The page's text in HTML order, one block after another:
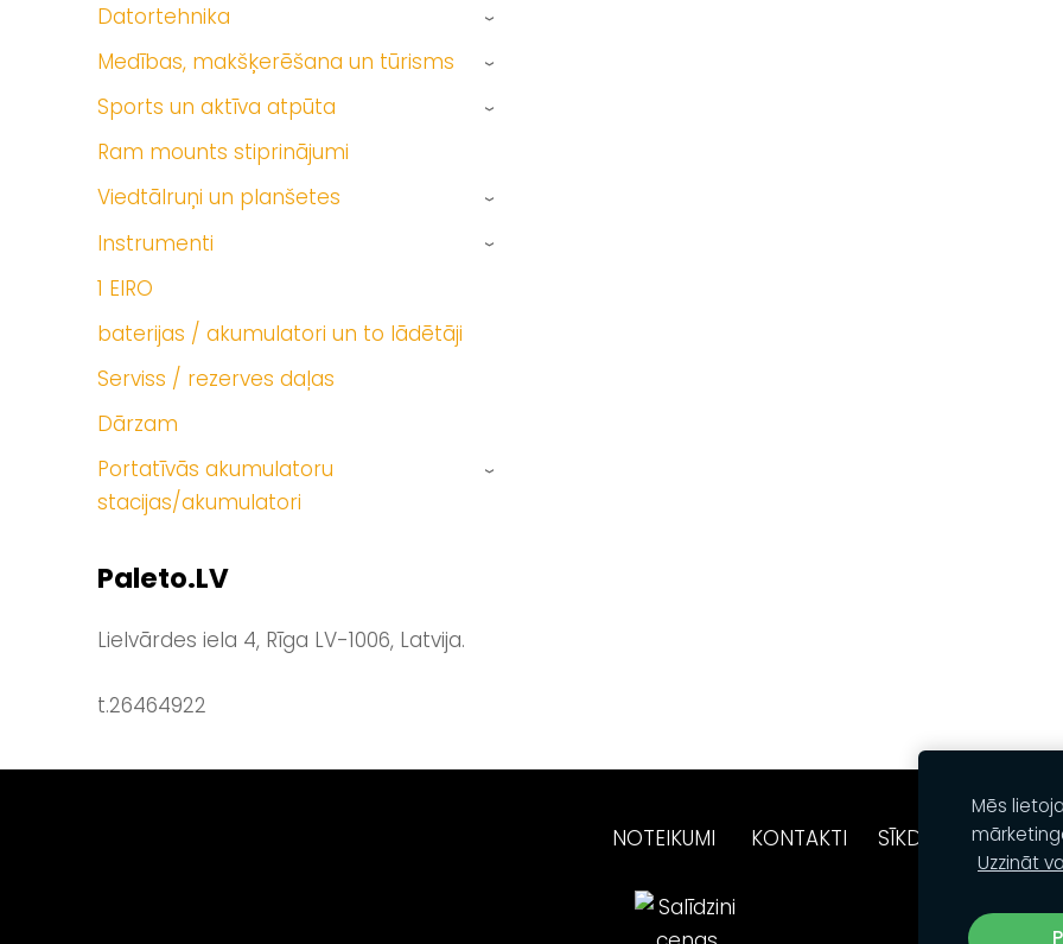
Datortehnika ›
Medības, makšķerēšana un tūrisms ›
Sports un aktīva atpūta ›
Ram mounts stiprinājumi
Viedtālruņi un planšetes
›
Instrumenti ›
1 EIRO
baterijas / akumulatori un to lādētāji
Serviss / rezerves daļas
Dārzam
Portatīvās akumulatoru
stacijas/akumulatori
›
Paleto.LV
Lielvārdes iela 4, Rīga LV-1006, Latvija.
t.26464922
NOTEIKUMI KONTAKTI SĪKDATNES
Mēs
Uzzināt